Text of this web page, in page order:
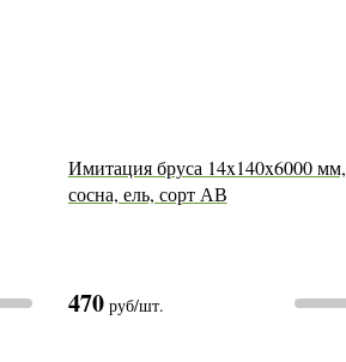
Имитация бруса 14x140x6000 мм,
сосна, ель, сорт АВ
470руб/шт.